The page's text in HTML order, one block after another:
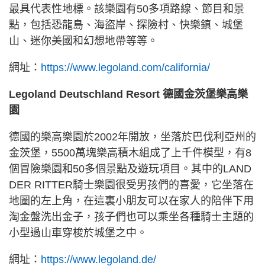
最具代表性地標。該樂園有50多項路線、節目和景
點，包括恐龍島、海盜岸、探險村、快樂鎮、城堡
山、迷你美國和幻想地帶等等。
網址： https://www.legoland.com/california/
Legoland Deutschland Resort 德國金茨堡樂高樂
園
德國的樂高樂園於2002年開放，坐落於巴伐利亞州的
金茨堡，5500萬塊樂高積木組成了上千件模型，有8
個冒險樂園和50多個景點及遊玩項目。其中的LAND
DER RITTER騎士樂園很受男孩們的喜愛，它坐落在
地圖的左上角，在這裏小朋友可以在家人的陪伴下用
淘金盤洗出金子，孩子們也可以乘坐各種騎士主題的
小型過山車穿梭於城堡之中。
網址： https://www.legoland.de/